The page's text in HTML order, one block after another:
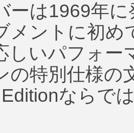
ーは1969年
メントに初め
しいパフォー
の特別仕様の
ならで